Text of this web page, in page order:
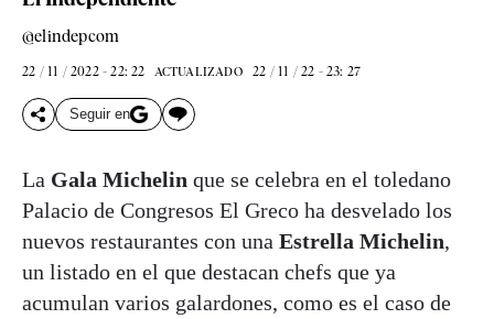
@elindepcom
22 / 11 / 2022 - 22: 22 ACTUALIZADO 22 / 11 / 22 - 23: 27
Seguir en
La Gala Michelin que se celebra en el toledano
Palacio de Congresos El Greco ha desvelado los
nuevos restaurantes con una Estrella Michelin,
un listado en el que destacan chefs que ya
acumulan varios galardones, como es el caso de